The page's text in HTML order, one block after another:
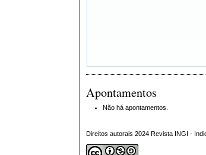
Apontamentos
Não há apontamentos.
Direitos autorais 2024 Revista INGI -